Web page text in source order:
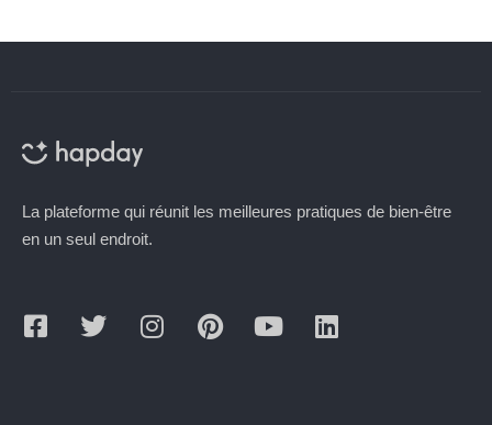
La plateforme qui réunit les meilleures pratiques de bien-être
en un seul endroit.